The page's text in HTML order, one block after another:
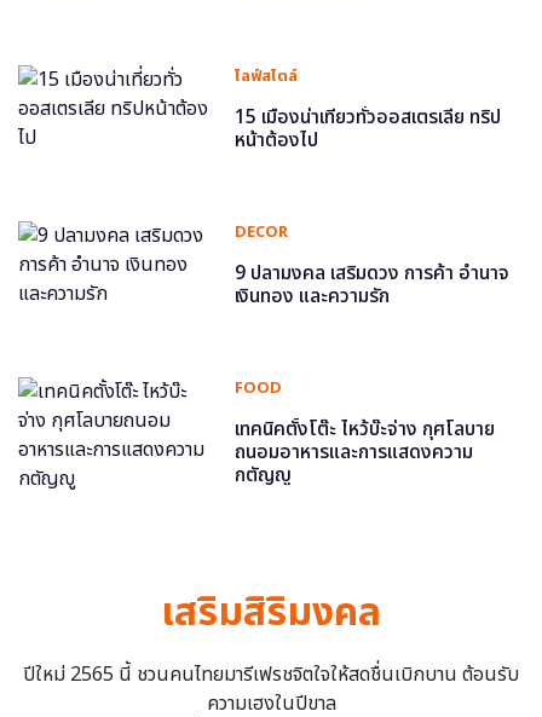
ไลฟ์สไตล์
15 เมืองน่าเที่ยวทั่วออสเตรเลีย ทริป
หน้าต้องไป
DECOR
9 ปลามงคล เสริมดวง การค้า อำนาจ
เงินทอง และความรัก
FOOD
เทคนิคตั้งโต๊ะ ไหว้บ๊ะจ่าง กุศโลบาย
ถนอมอาหารและการแสดงความ
กตัญญู
เสริมสิริมงคล
ปีใหม่ 2565 นี้ ชวนคนไทยมารีเฟรชจิตใจให้สดชื่นเบิกบาน ต้อนรับ
ความเฮงในปีขาล